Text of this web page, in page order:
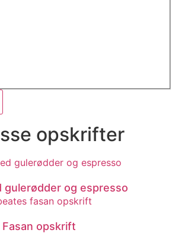
opskrifter
gulerødder og espresso
Fasan opskrift